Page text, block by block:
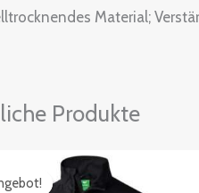
Material;
Produkte
44,09€